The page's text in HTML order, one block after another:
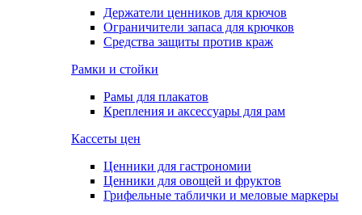
Держатели ценников для крючов
Ограничители запаса для крючков
Средства защиты против краж
Рамки и стойки
Рамы для плакатов
Крепления и аксессуары для рам
Кассеты цен
Ценники для гастрономии
Ценники для овощей и фруктов
Грифельные таблички и меловые маркеры